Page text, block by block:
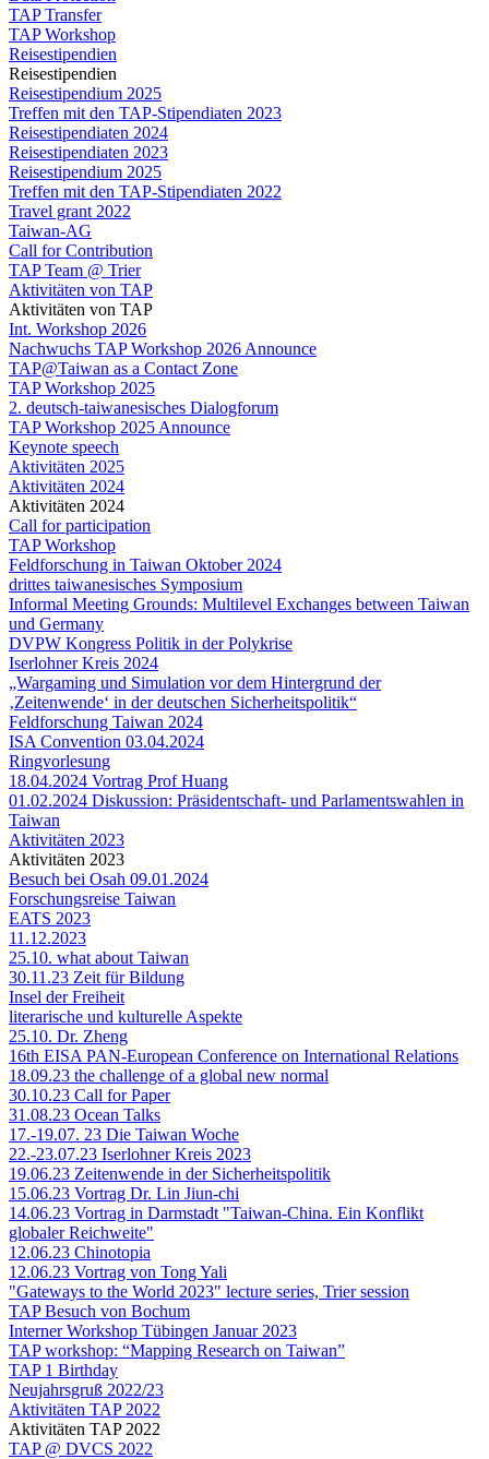
TAP Transfer
TAP Workshop
Reisestipendien
Reisestipendien
Reisestipendium 2025
Treffen mit den TAP-Stipendiaten 2023
Reisestipendiaten 2024
Reisestipendiaten 2023
Reisestipendium 2025
Treffen mit den TAP-Stipendiaten 2022
Travel grant 2022
Taiwan-AG
Call for Contribution
TAP Team @ Trier
Aktivitäten von TAP
Aktivitäten von TAP
Int. Workshop 2026
Nachwuchs TAP Workshop 2026 Announce
TAP@Taiwan as a Contact Zone
TAP Workshop 2025
2. deutsch-taiwanesisches Dialogforum
TAP Workshop 2025 Announce
Keynote speech
Aktivitäten 2025
Aktivitäten 2024
Aktivitäten 2024
Call for participation
TAP Workshop
Feldforschung in Taiwan Oktober 2024
drittes taiwanesisches Symposium
Informal Meeting Grounds: Multilevel Exchanges between Taiwan
und Germany
DVPW Kongress Politik in der Polykrise
Iserlohner Kreis 2024
„Wargaming und Simulation vor dem Hintergrund der
‚Zeitenwende‘ in der deutschen Sicherheitspolitik“
Feldforschung Taiwan 2024
ISA Convention 03.04.2024
Ringvorlesung
18.04.2024 Vortrag Prof Huang
01.02.2024 Diskussion: Präsidentschaft- und Parlamentswahlen in
Taiwan
Aktivitäten 2023
Aktivitäten 2023
Besuch bei Osah 09.01.2024
Forschungsreise Taiwan
EATS 2023
11.12.2023
25.10. what about Taiwan
30.11.23 Zeit für Bildung
Insel der Freiheit
literarische und kulturelle Aspekte
25.10. Dr. Zheng
16th EISA PAN-European Conference on International Relations
18.09.23 the challenge of a global new normal
30.10.23 Call for Paper
31.08.23 Ocean Talks
17.-19.07. 23 Die Taiwan Woche
22.-23.07.23 Iserlohner Kreis 2023
19.06.23 Zeitenwende in der Sicherheitspolitik
15.06.23 Vortrag Dr. Lin Jiun-chi
14.06.23 Vortrag in Darmstadt "Taiwan-China. Ein Konflikt
globaler Reichweite"
12.06.23 Chinotopia
12.06.23 Vortrag von Tong Yali
"Gateways to the World 2023" lecture series, Trier session
TAP Besuch von Bochum
Interner Workshop Tübingen Januar 2023
TAP workshop: “Mapping Research on Taiwan”
TAP 1 Birthday
Neujahrsgruß 2022/23
Aktivitäten TAP 2022
Aktivitäten TAP 2022
TAP @ DVCS 2022